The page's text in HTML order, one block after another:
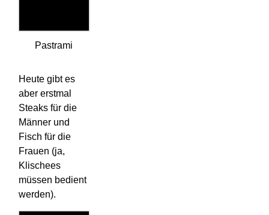
Pastrami
Heute gibt es
aber erstmal
Steaks für die
Männer und
Fisch für die
Frauen (ja,
Klischees
müssen bedient
werden).